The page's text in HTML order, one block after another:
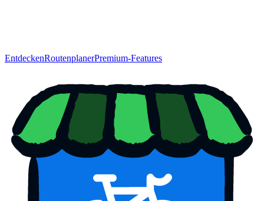
EntdeckenRoutenplanerPremium-Features